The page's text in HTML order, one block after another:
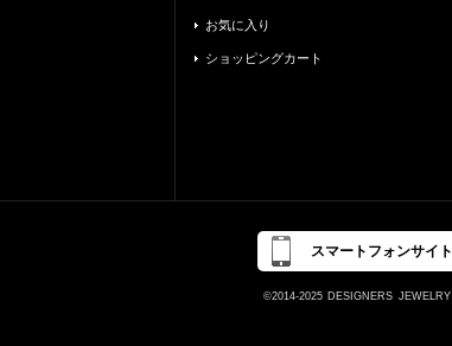
お気に入り
ショッピングカート
スマートフォンサイト
©2014-2025 DESIGNERS JEWELRY